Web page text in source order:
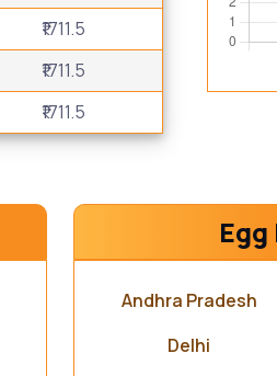
₹1711.5
₹1711.5
₹1711.5
Andhra Pradesh
Delhi